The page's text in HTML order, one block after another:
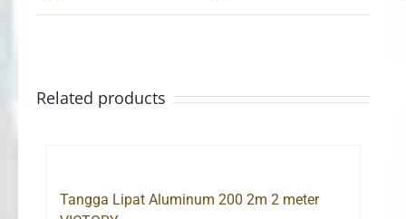
Related products
Tangga Lipat Aluminum 200 2m 2 meter